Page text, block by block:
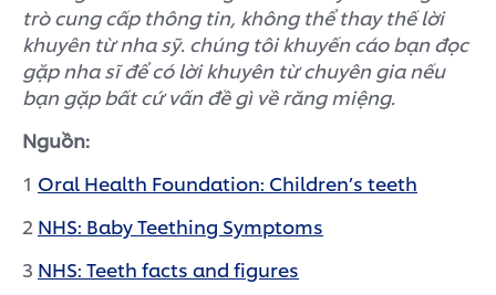
trò cung cấp thông tin, không thể thay thế lời
khuyên từ nha sỹ. chúng tôi khuyến cáo bạn đọc
gặp nha sĩ để có lời khuyên từ chuyên gia nếu
bạn gặp bất cứ vấn đề gì về răng miệng.
Nguồn:
1 Oral Health Foundation: Children’s teeth
2 NHS: Baby Teething Symptoms
3 NHS: Teeth facts and figures